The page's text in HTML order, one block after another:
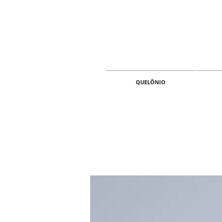
QUELÔNIO